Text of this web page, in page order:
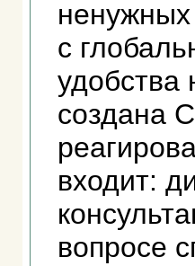
с
удобства
создана
входит:
вопросе